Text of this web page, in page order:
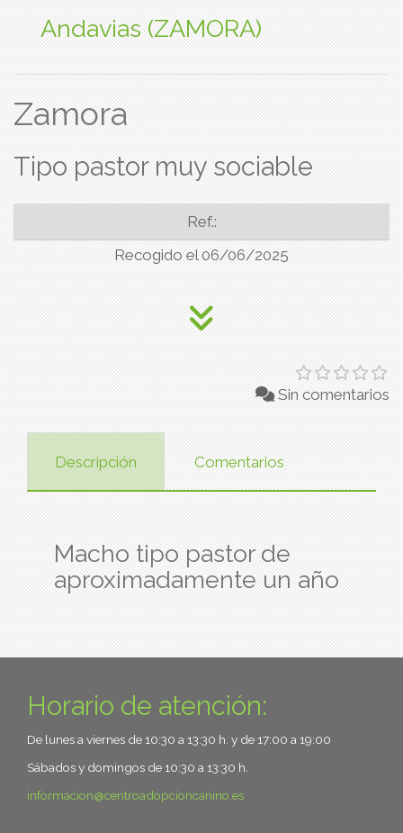
Andavias (ZAMORA)
Zamora
Tipo pastor muy sociable
Ref.:
Recogido el 06/06/2025
Sin comentarios
Descripción Comentarios
Macho tipo pastor de
aproximadamente un año
Horario de atención:
De lunes a viernes de 10:30 a 13:30 h. y de 17:00 a 19:00
Sábados y domingos de 10:30 a 13:30 h.
informacion
centroadopcioncanino.es